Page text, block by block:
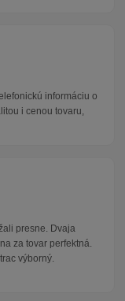
informáciu o
i cenou tovaru,
presne. Dvaja
za tovar perfektná.
výborný.